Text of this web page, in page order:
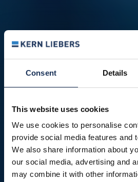
Consent Details
This website uses cookies
We use cookies to personalise
provide social media features and
We also share information about
our social media, advertising and
may combine it with other